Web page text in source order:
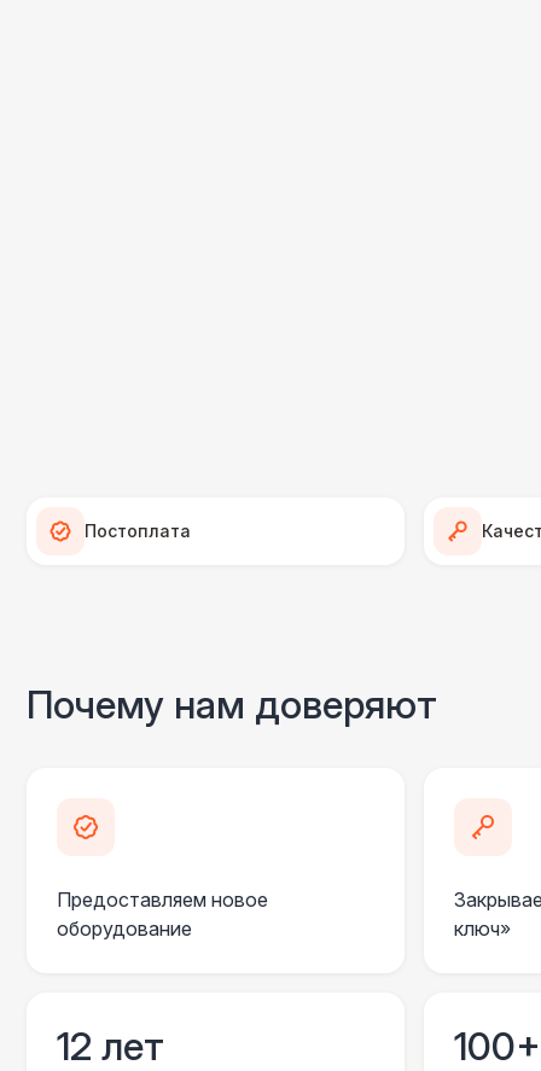
Постоплата
Почему нам доверяют
Предоставляем новое
оборудование
ключ»
12 лет 100+